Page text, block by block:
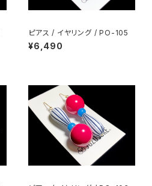
ピアス / イヤリング / PO-105
¥6,490